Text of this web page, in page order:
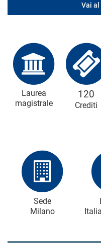
Vai al
Laurea
magistrale
120
Crediti
Sede
Milano